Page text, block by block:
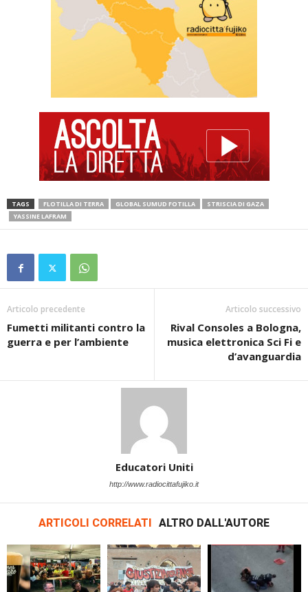
TAGS FLOTILLA DI TERRA GLOBAL SUMUD FOTILLA
STRISCIA DI GAZA
YASSINE LAFRAM
Articolo precedente
Fumetti militanti contro la
guerra e per l’ambiente
Articolo successivo
Rival Consoles a Bologna,
musica elettronica Sci Fi e
d’avanguardia
Educatori Uniti
http://www.radiocittafujiko.it
ARTICOLI CORRELATI ALTRO DALL'AUTORE